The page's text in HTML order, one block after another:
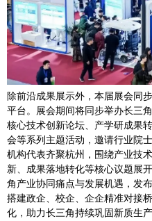
除前沿成果展示外，本届展会同
平台。展会期间将同步举办长三
核心技术创新论坛、产学研成果
会等系列主题活动，邀请行业院
机构代表齐聚杭州，围绕产业技
新、成果落地转化等核心议题展
角产业协同痛点与发展机遇，发
搭建政企、校企、企企精准对接
化，助力长三角持续巩固新质生产